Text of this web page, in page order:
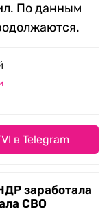
По данным
в Telegram
заработала
СВО